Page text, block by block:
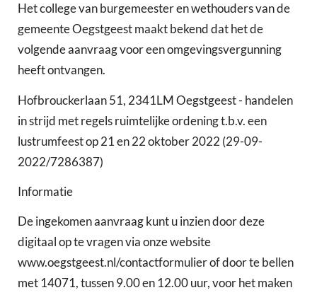
Het college van burgemeester en wethouders van de
gemeente Oegstgeest maakt bekend dat het de
volgende aanvraag voor een omgevingsvergunning
heeft ontvangen.
Hofbrouckerlaan 51, 2341LM Oegstgeest - handelen
in strijd met regels ruimtelijke ordening t.b.v. een
lustrumfeest op 21 en 22 oktober 2022 (29-09-
2022/7286387)
Informatie
De ingekomen aanvraag kunt u inzien door deze
digitaal op te vragen via onze website
www.oegstgeest.nl/contactformulier of door te bellen
met 14071, tussen 9.00 en 12.00 uur, voor het maken